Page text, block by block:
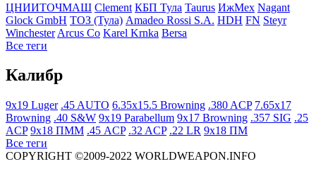
ЦНИИТОЧМАШ Clement КБП Тула Taurus ИжМех Nagant
Glock GmbH ТОЗ (Тула) Amadeo Rossi S.A. HDH FN Steyr
Winchester Arcus Co Karel Krnka Bersa
Все теги
Калибр
9x19 Luger .45 AUTO 6.35x15.5 Browning .380 ACP 7.65x17
Browning .40 S&W 9x19 Parabellum 9x17 Browning .357 SIG .25
ACP 9x18 ПММ .45 ACP .32 ACP .22 LR 9x18 ПМ
Все теги
COPYRIGHT ©2009-2022 WORLDWEAPON.INFO